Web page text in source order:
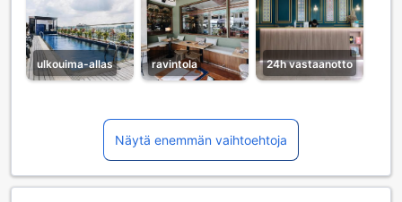
ulkouima-allas ravintola 24h vastaanotto
Näytä enemmän vaihtoehtoja